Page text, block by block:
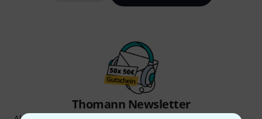
Thomann Newsletter